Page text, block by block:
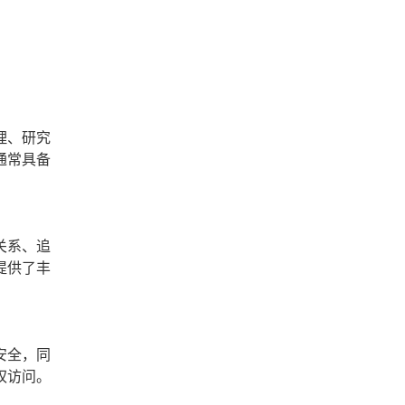
、研究
常具备
系、追
供了丰
全，同
问。